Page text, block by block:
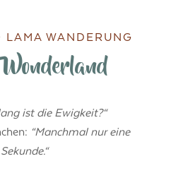
LAMA WANDERUNG
ist die Ewigkeit?“
“Manchmal nur eine
Sekunde.“